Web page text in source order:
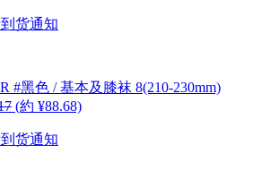
货通知
#黑色 / 基本及膝袜 8(210-230mm)
(約 ¥88.68)
货通知